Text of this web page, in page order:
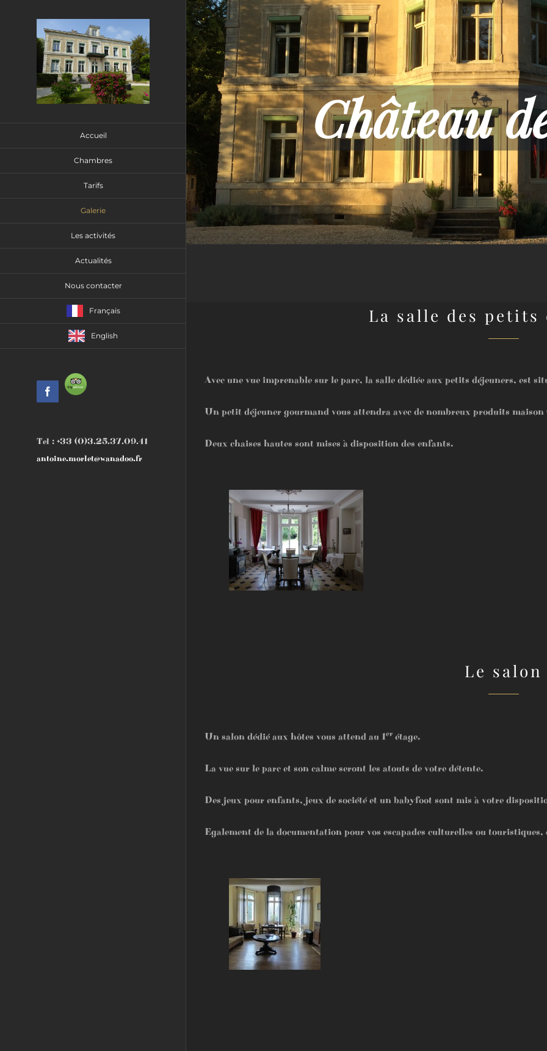
Accueil
Chambres
Tarifs
Galerie
Les activités
Actualités
Nous contacter
Français
English
Facebook
Tripadvisor
Tel : +33 (0)3.25.37.09.41
antoine.morlet@wanadoo.fr
Château
La salle des petits
Avec une vue imprenable sur le parc, la salle dédiée aux petits déjeuners, est
Un petit déjeuner gourmand vous attendra avec de nombreux produits
Deux chaises hautes sont mises à disposition des enfants.
Le salon
Un salon dédié aux hôtes vous attend au 1er étage.
La vue sur le parc et son calme seront les atouts de votre détente.
Des jeux pour enfants, jeux de société et un babyfoot sont mis à votre
Egalement de la documentation pour vos escapades culturelles ou